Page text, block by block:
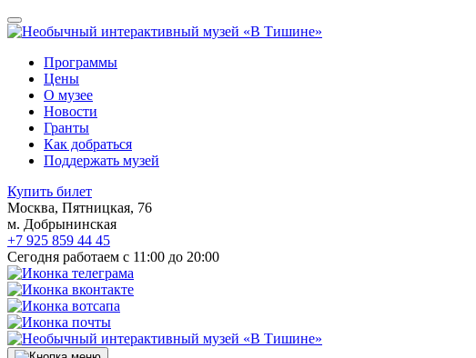
Программы
Цены
О музее
Новости
Гранты
Как добраться
Поддержать музей
Купить билет
Москва, Пятницкая, 76
м. Добрынинская
+7 925 859 44 45
Сегодня работаем с 11:00 до 20:00